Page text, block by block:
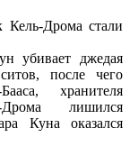
Кель-Дрома стали
убивает джедая
после чего
хранителя
лишился
Куна оказался